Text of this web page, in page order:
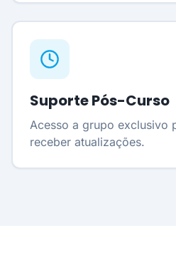
Suporte Pós-Curso
Acesso a grupo exclusivo
receber atualizações.